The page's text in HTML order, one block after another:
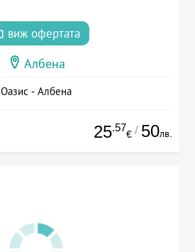
виж офертата
Албена
Оазис - Албена
25.57
€ / 50лв.